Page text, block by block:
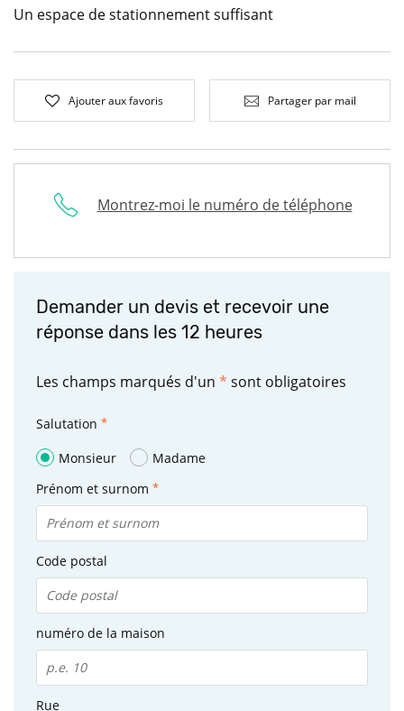
Un espace de stationnement suffisant
Ajouter aux favoris Partager par mail
Montrez-moi le numéro de téléphone
Demander un devis et recevoir une
réponse dans les 12 heures
Les champs marqués d'un * sont obligatoires
Salutation
Monsieur
Madame
Prénom et surnom
Code postal
numéro de la maison
Rue